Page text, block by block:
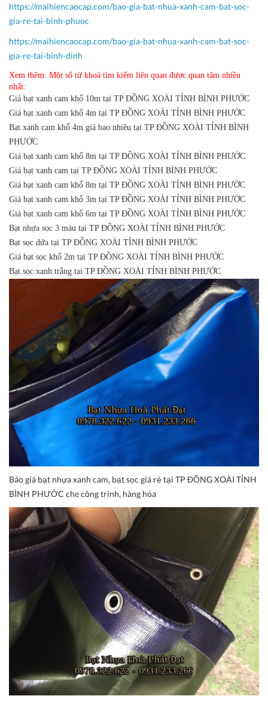
https://maihiencaocap.com/bao-gia-bat-nhua-xanh-cam-bat-soc-
gia-re-tai-binh-phuoc
https://maihiencaocap.com/bao-gia-bat-nhua-xanh-cam-bat-soc-
gia-re-tai-binh-dinh
Xem thêm: Một số từ khoá tìm kiếm liên quan được quan tâm nhiều
nhất:
Giá bạt xanh cam khổ 10m tại TP ĐỒNG XOÀI TỈNH BÌNH PHƯỚC
Giá bạt xanh cam khổ 4m tại TP ĐỒNG XOÀI TỈNH BÌNH PHƯỚC
Bạt xanh cam khổ 4m giá bao nhiêu tại TP ĐỒNG XOÀI TỈNH BÌNH
PHƯỚC
Giá bạt xanh cam khổ 8m tại TP ĐỒNG XOÀI TỈNH BÌNH PHƯỚC
Giá bạt xanh cam tại TP ĐỒNG XOÀI TỈNH BÌNH PHƯỚC
Giá bạt xanh cam khổ 8m tại TP ĐỒNG XOÀI TỈNH BÌNH PHƯỚC
Giá bạt xanh cam khổ 3m tại TP ĐỒNG XOÀI TỈNH BÌNH PHƯỚC
Giá bạt xanh cam khổ 6m tại TP ĐỒNG XOÀI TỈNH BÌNH PHƯỚC
Bạt nhựa sọc 3 màu tại TP ĐỒNG XOÀI TỈNH BÌNH PHƯỚC
Bạt sọc dứa tại TP ĐỒNG XOÀI TỈNH BÌNH PHƯỚC
Giá bạt sọc khổ 2m tại TP ĐỒNG XOÀI TỈNH BÌNH PHƯỚC
Bạt sọc xanh trắng tại TP ĐỒNG XOÀI TỈNH BÌNH PHƯỚC
Báo giá bạt nhựa xanh cam, bạt sọc giá rẻ tại TP ĐỒNG XOÀI TỈNH
BÌNH PHƯỚC che công trình, hàng hóa